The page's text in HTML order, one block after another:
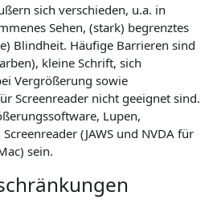
sich verschieden, u.a. in
Sehen, (stark) begrenztes
Blindheit. Häufige Barrieren sind
kleine Schrift, sich
Vergrößerung sowie
Screenreader nicht geeignet sind.
Lupen,
(JAWS und NVDA für
sein.